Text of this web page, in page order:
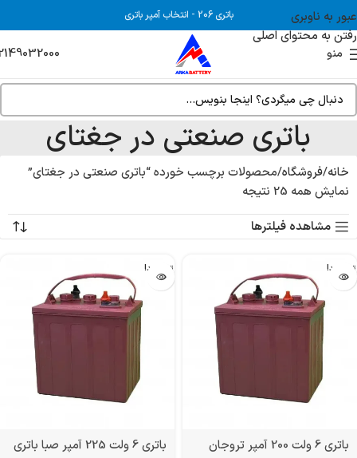
عبور به ناوبری
رفتن به محتوای اصلی
باتری 206 - انتخاب آمپر باتری
منو
باتری صنعتی در جغتای
خانه فروشگاه محصولات برچسب خورده “باتری صنعتی در جغتای”
نمایش همه 25 نتیجه
مشاهده فیلترها
تمام شد!
باتری 6 ولت 200 آمپر تروجان
تمام شد!
باتری 6 ولت 225 آمپر صبا باتری